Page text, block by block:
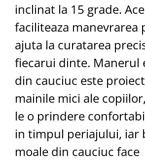
inclinat la 15 grade.
faciliteaza manevrarea
ajuta la curatarea
fiecarui dinte. Manerul
din cauciuc este
mainile mici ale
le o prindere
in timpul periajului, iar
moale din cauciuc face